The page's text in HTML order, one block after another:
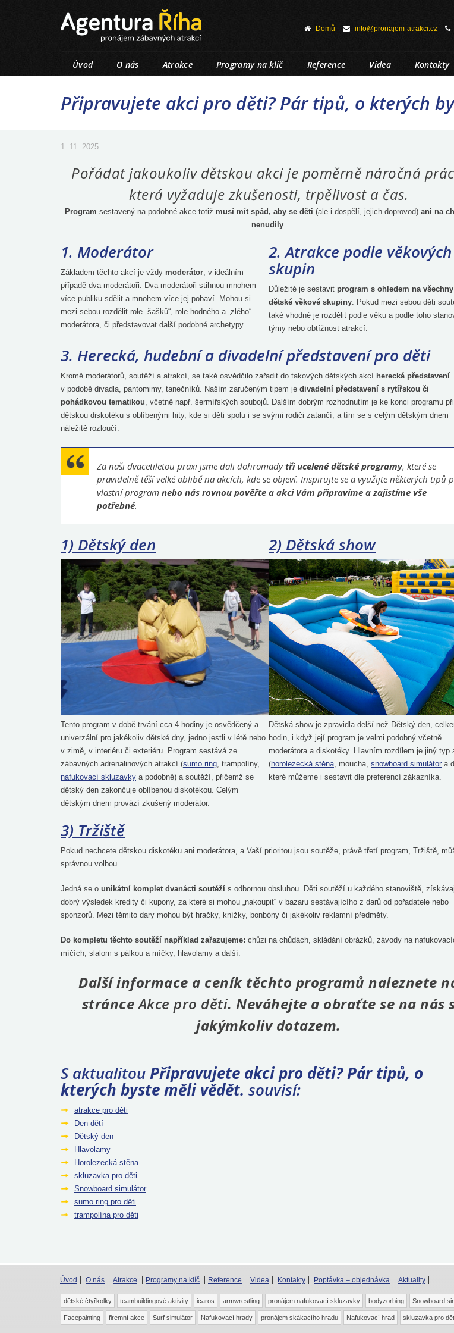
Domů info@pronajem-atrakci.cz
Úvod O nás Atrakce Programy na klíč Reference Videa Kontakty
Připravujete akci pro děti? Pár tipů, o kterých
1. 11. 2025
Pořádat jakoukoliv dětskou akci je poměrně náročná
která vyžaduje zkušenosti, trpělivost a čas.
Program sestavený na podobné akce totiž musí mít spád, aby se děti (ale i dospělí, jejich doprovod) ani na
nenudily.
1. Moderátor
Základem těchto akcí je vždy moderátor, v ideálním
případě dva moderátoři. Dva moderátoři stihnou mnohem
více publiku sdělit a mnohem více jej pobaví. Mohou si
mezi sebou rozdělit role „šašků“, role hodného a „zlého“
moderátora, či představovat další podobné archetypy.
2. Atrakce podle věkových
skupin
Důležité je sestavit program s ohledem na všechny
dětské věkové skupiny. Pokud mezi sebou děti
také vhodné je rozdělit podle věku a podle toho
týmy nebo obtížnost atrakcí.
3. Herecká, hudební a divadelní představení pro děti
Kromě moderátorů, soutěží a atrakcí, se také osvědčilo zařadit do takových dětských akcí herecká představení.
v podobě divadla, pantomimy, tanečníků. Naším zaručeným tipem je divadelní představení s rytířskou či
pohádkovou tematikou, včetně např. šermířských soubojů. Dalším dobrým rozhodnutím je ke konci programu
dětskou diskotéku s oblíbenými hity, kde si děti spolu i se svými rodiči zatančí, a tím se s celým dětským dnem
náležitě rozloučí.
Za naši dvacetiletou praxi jsme dali dohromadytři ucelené dětské programy, které se
pravidelně těší velké oblibě na akcích, kde se objeví. Inspirujte se a využijte některých tipů
vlastní program nebo nás rovnou pověřte a akci Vám připravíme a zajistíme vše
potřebné.
1) Dětský den
Tento program v době trvání cca 4 hodiny je osvědčený a
univerzální pro jakékoliv dětské dny, jedno jestli v létě nebo
v zimě, v interiéru či exteriéru. Program sestává ze
zábavných adrenalinových atrakcí (sumo ring , trampolíny,
nafukovací skluzavky a podobně) a soutěží, přičemž se
dětský den zakončuje oblíbenou diskotékou. Celým
dětským dnem provází zkušený moderátor.
2) Dětská show
Dětská show je zpravidla delší než Dětský den,
hodin, i když její program je velmi podobný včetně
moderátora a diskotéky. Hlavním rozdílem je jiný typ
(horolezecká stěna , moucha, snowboard simulátor a
které můžeme i sestavit dle preferencí zákazníka.
3) Tržiště
Pokud nechcete dětskou diskotéku ani moderátora, a Vaší prioritou jsou soutěže, právě třetí program, Tržiště,
správnou volbou.
Jedná se o unikátní komplet dvanácti soutěží s odbornou obsluhou. Děti soutěží u každého stanoviště,
dobrý výsledek kredity či kupony, za které si mohou „nakoupit“ v bazaru sestávajícího z darů od pořadatele nebo
sponzorů. Mezi těmito dary mohou být hračky, knížky, bonbóny či jakékoliv reklamní předměty.
Do kompletu těchto soutěží například zařazujeme: chůzi na chůdách, skládání obrázků, závody na
míčích, slalom s pálkou a míčky, hlavolamy a další.
Další informace a ceník těchto programů naleznete
stránceAkce pro děti. Neváhejte a obraťte se na nás
jakýmkoliv dotazem.
S aktualitouPřipravujete akci pro děti? Pár tipů, o
kterých byste měli vědět. souvisí:
atrakce pro děti
Den dětí
Dětský den
Hlavolamy
Horolezecká stěna
skluzavka pro děti
Snowboard simulátor
sumo ring pro děti
trampolína pro děti
Úvod O nás Atrakce Programy na klíč Reference Videa Kontakty Poptávka – objednávka Aktuality
dětské čtyřkolky teambuildingové aktivity icaros armwrestling pronájem nafukovací skluzavky bodyzorbing Snowboard
Facepainting firemní akce Surf simulátor Nafukovací hrady pronájem skákacího hradu Nafukovací hrad skluzavka pro